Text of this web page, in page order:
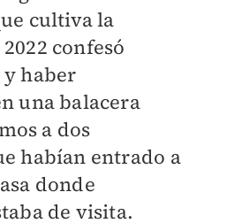
cultiva la
confesó
haber
una balacera
a dos
habían entrado a
donde
de visita.